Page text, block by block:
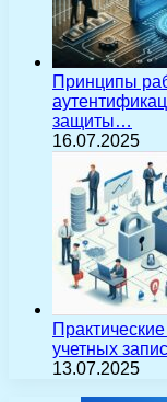
Принципы
защиты…
16.07.2025
учетных
13.07.2025